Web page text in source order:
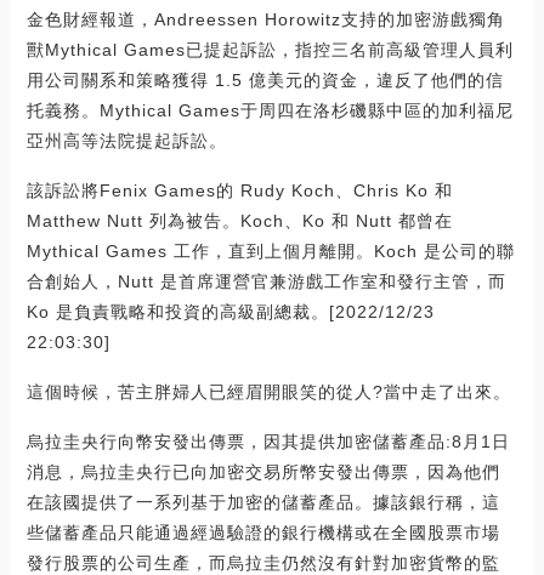
金色財經報道，Andreessen Horowitz支持的加密游戲獨角
獸Mythical Games已提起訴訟，指控三名前高級管理人員利
用公司關系和策略獲得 1.5 億美元的資金，違反了他們的信
托義務。Mythical Games于周四在洛杉磯縣中區的加利福尼
亞州高等法院提起訴訟。
該訴訟將Fenix Games的 Rudy Koch、Chris Ko 和
Matthew Nutt 列為被告。Koch、Ko 和 Nutt 都曾在
Mythical Games 工作，直到上個月離開。Koch 是公司的聯
合創始人，Nutt 是首席運營官兼游戲工作室和發行主管，而
Ko 是負責戰略和投資的高級副總裁。[2022/12/23
22:03:30]
這個時候，苦主胖婦人已經眉開眼笑的從人?當中走了出來。
烏拉圭央行向幣安發出傳票，因其提供加密儲蓄產品:8月1日
消息，烏拉圭央行已向加密交易所幣安發出傳票，因為他們
在該國提供了一系列基于加密的儲蓄產品。據該銀行稱，這
些儲蓄產品只能通過經過驗證的銀行機構或在全國股票市場
發行股票的公司生產，而烏拉圭仍然沒有針對加密貨幣的監